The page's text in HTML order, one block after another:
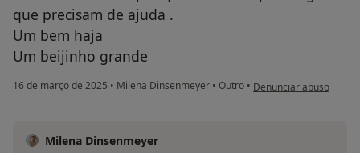
que precisam de ajuda .
Um bem haja
Um beijinho grande
16 de março de 2025 • Milena Dinsenmeyer • Outro • na opinião do utilizador
Denunciar abuso
Milena Dinsenmeyer